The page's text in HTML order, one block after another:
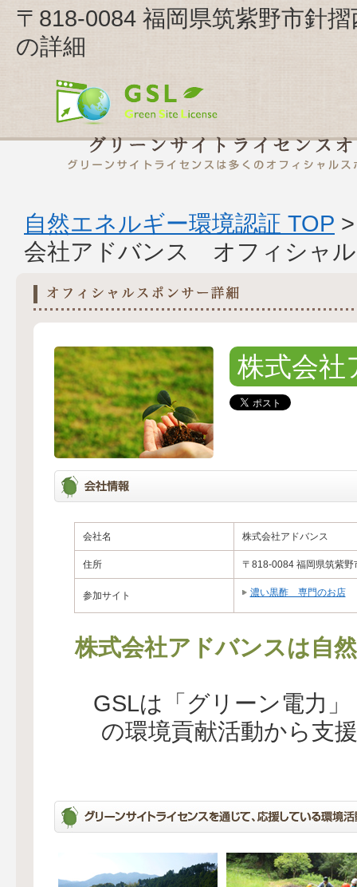
〒818-0084 福岡県筑紫野市針
の詳細
自然エネルギー環境認証 TOP
会社アドバンス オフィシャ
株式会社
会社名 株式会社アドバンス
住所 〒818-0084 福岡県筑紫
参加サイト 濃い黒酢 専門のお店
株式会社アドバンスは自
GSLは「グリーン電力
の環境貢献活動から支